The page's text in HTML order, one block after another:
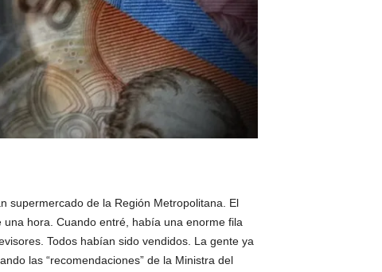
supermercado de la Región Metropolitana. El
hora. Cuando entré, había una enorme fila
Todos habían sido vendidos. La gente ya
las “recomendaciones” de la Ministra del